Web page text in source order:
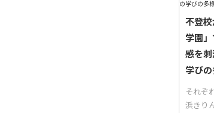
不登
学園
感を
学びの
それぞ
浜きり